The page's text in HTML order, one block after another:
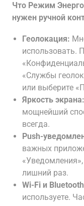
Что Режим
нужен ручной
Геолокация:
использовать.
«Службы
или выберите
Яркость экрана:
мощнейший
всегда.
Push-
важных
лишний раз.
Wi-Fi и
используете.